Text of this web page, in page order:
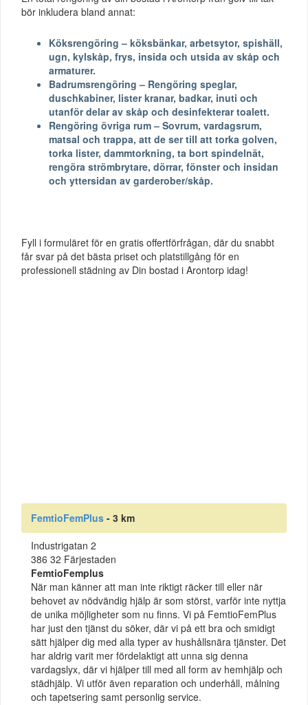
bör inkludera bland annat:
Köksrengöring – köksbänkar, arbetsytor, spishäll,
ugn, kylskåp, frys, insida och utsida av skåp och
armaturer.
Badrumsrengöring – Rengöring speglar,
duschkabiner, lister kranar, badkar, inuti och
utanför delar av skåp och desinfekterar toalett.
Rengöring övriga rum – Sovrum, vardagsrum,
matsal och trappa, att de ser till att torka golven,
torka lister, dammtorkning, ta bort spindelnät,
rengöra strömbrytare, dörrar, fönster och insidan
och yttersidan av garderober/skåp.
Fyll i formuläret för en gratis offertförfrågan, där du snabbt
får svar på det bästa priset och platstillgång för en
professionell städning av Din bostad i Arontorp idag!
FemtioFemPlus - 3 km
Industrigatan 2
386 32 Färjestaden
FemtioFemplus
När man känner att man inte riktigt räcker till eller när
behovet av nödvändig hjälp är som störst, varför inte nyttja
de unika möjligheter som nu finns. Vi på FemtioFemPlus
har just den tjänst du söker, där vi på ett bra och smidigt
sätt hjälper dig med alla typer av hushållsnära tjänster. Det
har aldrig varit mer fördelaktigt att unna sig denna
vardagslyx, där vi hjälper till med all form av hemhjälp och
städhjälp. Vi utför även reparation och underhåll, målning
och tapetsering samt personlig service.